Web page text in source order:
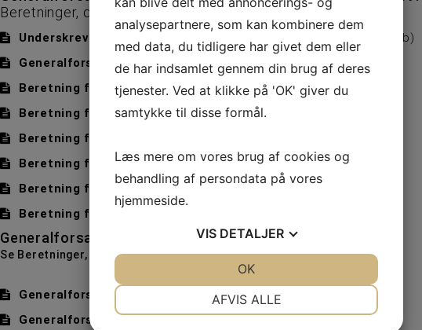
Beretninger, dagsorden og referat nedenstående.
Underskrevet Referat fra Generalforsamling 27/2-2024 1.8 Mb)
Generalforsamling 2024 Dagsorden( 32.1 Kb )
Beretning for 2023 Bestyrelsen (0.1 Mb)
Beretning for 2023 Badminton(25.6 Kb)
Beretning for 2023 Gymnastik
Beretning for 2023 Skydning (29.8 Kb )
Beretning for 2023 Huset(18.4 Kb)
Beretning for 2023 Musik
Generalforsamling for 2022 - afholdes 28. februar 2023.
Se Beretninger, dagsorden og referat nedenstående.
Generalforsamling 2023 Referat (66.7 Kb )
Generalforsamling 2023 Dagsorden(27.9 Kb)
analysepartnere, som kan kombinere dem
med data, du tidligere har givet dem eller
de har indsamlet gennem din brug af deres
tjenester. Ved at klikke på 'OK' giver du
samtykke til disse formål.
Læs mere om vores brug af cookies og
behandling af persondata på vores
hjemmeside.
VIS DETALJER
AFVIS ALLE
OK